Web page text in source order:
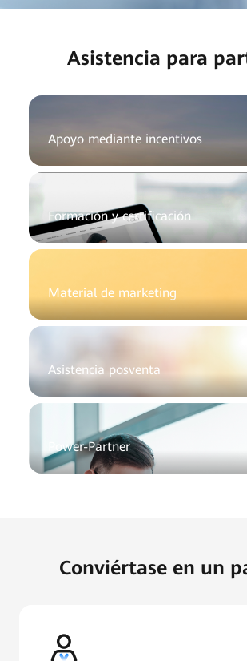
Asistencia para
Apoyo mediante incentivos
Formación y certificación
Material de marketing
Asistencia posventa
Power-Partner
Conviértase en un